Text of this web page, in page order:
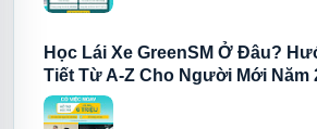
Học Lái Xe GreenSM Ở Đâu?
Tiết Từ A-Z Cho Người Mới Năm